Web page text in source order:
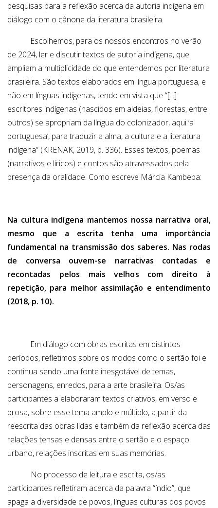
pesquisas para a reflexão acerca da autoria indígena em
diálogo com o cânone da literatura brasileira.
Escolhemos, para os nossos encontros no verão
de 2024, ler e discutir textos de autoria indígena, que
ampliam a multiplicidade do que entendemos por literatura
brasileira. São textos elaborados em língua portuguesa, e
não em línguas indígenas, tendo em vista que “[...]
escritores indígenas (nascidos em aldeias, florestas, entre
outros) se apropriam da língua do colonizador, aqui ‘a
portuguesa’, para traduzir a alma, a cultura e a literatura
indígena” (KRENAK, 2019, p. 336). Esses textos, poemas
(narrativos e líricos) e contos são atravessados pela
presença da oralidade. Como escreve Márcia Kambeba:
Na cultura indígena mantemos nossa narrativa oral,
mesmo que a escrita tenha uma importância
fundamental na transmissão dos saberes. Nas rodas
de conversa ouvem-se narrativas contadas e
recontadas pelos mais velhos com direito à
repetição, para melhor assimilação e entendimento
(2018, p. 10).
Em diálogo com obras escritas em distintos
períodos, refletimos sobre os modos como o sertão foi e
continua sendo uma fonte inesgotável de temas,
personagens, enredos, para a arte brasileira. Os/as
participantes a elaboraram textos criativos, em verso e
prosa, sobre esse tema amplo e múltiplo, a partir da
reescrita das obras lidas e também da reflexão acerca das
relações tensas e densas entre o sertão e o espaço
urbano, relações inscritas em suas memórias.
No processo de leitura e escrita, os/as
participantes refletiram acerca da palavra “índio”, que
apaga a diversidade de povos, línguas culturas dos povos